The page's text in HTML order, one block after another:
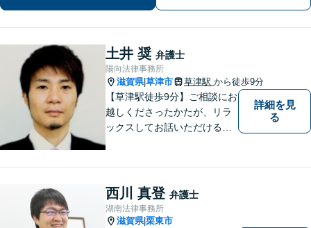
土井 奨 弁護士
陽向法律事務所
滋賀県|草津市 草津駅 から徒歩9分
【草津駅徒歩9分】ご相談にお
越しくださったかたが、リラ
ックスしてお話いただけるよ
です。 ご相談を躊躇われてい
る方もお気軽に、ご相談にい
らしてください。
詳細を見
る
西川 真登 弁護士
湖南法律事務所
滋賀県|栗東市